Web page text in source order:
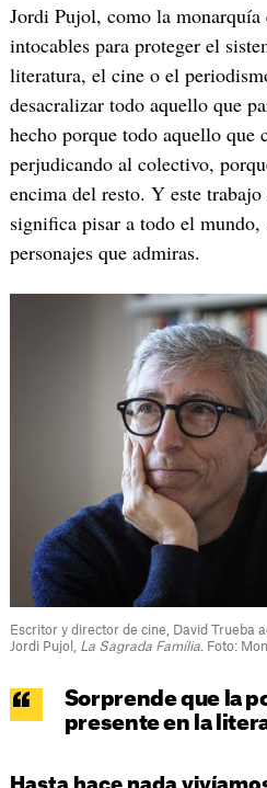
Jordi Pujol, como la monarquía
intocables para proteger el
literatura, el cine o el
desacralizar todo aquello que
hecho porque todo aquello que
perjudicando al colectivo,
encima del resto. Y este
significa pisar a todo el
personajes que admiras.
Escritor y director de cine, David Trueba
Jordi Pujol, La Sagrada Família. Foto:
Sorprende que la
presente en la